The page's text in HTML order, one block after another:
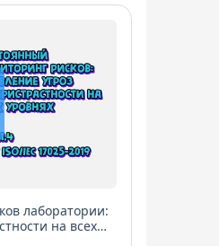
лаборатории:
на всех